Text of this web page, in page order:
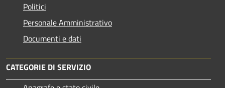
Politici
Personale Amministrativo
Documenti e dati
CATEGORIE DI SERVIZIO